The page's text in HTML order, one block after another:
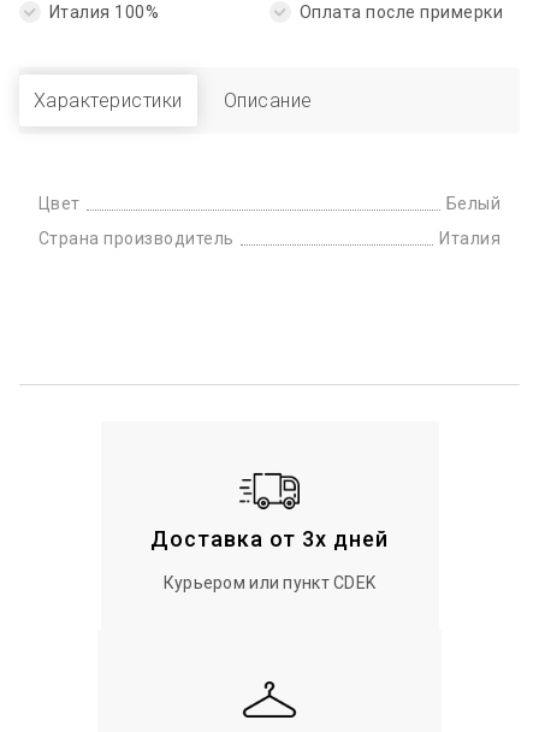
Италия 100% Оплата после примерки
Характеристики Описание
Цвет
Белый
Страна производитель
Италия
Доставка от 3х дней
Курьером или пункт CDEK